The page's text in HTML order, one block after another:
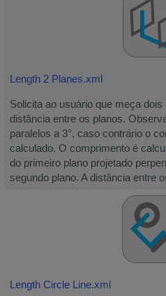
Length 2 Planes.xml
Solicita ao usuário que meça
distância entre os planos.
paralelos a 3°, caso contrário o
calculado. O comprimento é
do primeiro plano projetado
segundo plano. A distância entre
Length Circle Line.xml